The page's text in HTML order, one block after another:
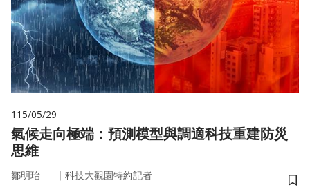
115/05/29
氣候走向極端：預測模型與調適科技重建防災
思維
鄒明珆 ｜ 科技大觀園特約記者
儲